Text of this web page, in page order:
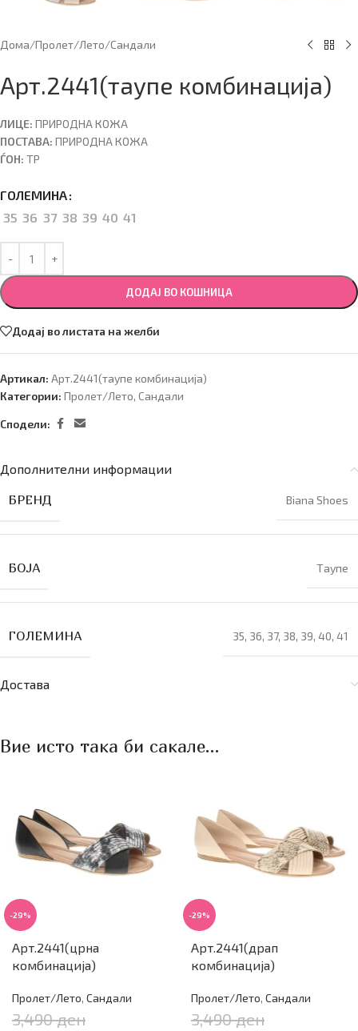
Дома/Пролет/Лето/Сандали
Арт.2441(таупе комбинација)
ЛИЦЕ: ПРИРОДНА КОЖА
ПОСТАВА: ПРИРОДНА КОЖА
ЃОН: ТР
ГОЛЕМИНА
35 36 37 38 39 40 41
ДОДАЈ ВО КОШНИЦА
Додај во листата на желби
Артикал: Арт.2441(таупе комбинација)
Категории: Пролет/Лето, Сандали
Сподели:
Дополнителни информации
БРЕНД Biana Shoes
БОЈА Таупе
ГОЛЕМИНА 35, 36, 37, 38, 39, 40, 41
Достава
Вие исто така би сакале…
-29%
Арт.2441(црна
комбинација)
Пролет/Лето, Сандали
3,490ден
-29%
Арт.2441(драп
комбинација)
Пролет/Лето, Сандали
3,490ден